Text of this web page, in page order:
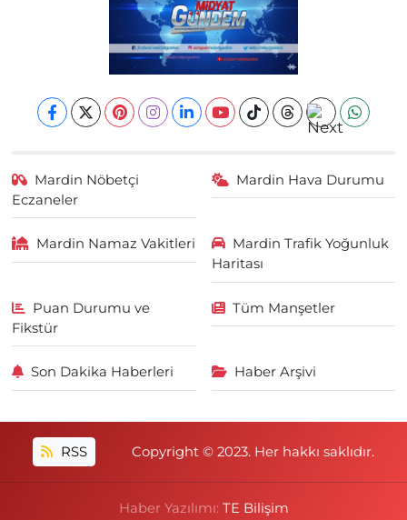
Mardin Nöbetçi
Eczaneler
Mardin Hava Durumu
Mardin Namaz Vakitleri
Mardin Trafik Yoğunluk
Haritası
Puan Durumu ve
Fikstür
Tüm Manşetler
Son Dakika Haberleri Haber Arşivi
RSS Copyright © 2023. Her hakkı saklıdır.
Haber Yazılımı: TE Bilişim